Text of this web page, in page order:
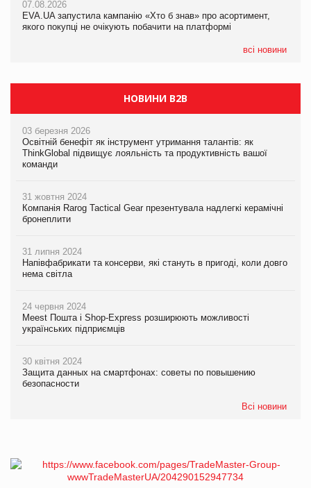
07.08.2026
EVA.UA запустила кампанію «Хто б знав» про асортимент,
якого покупці не очікують побачити на платформі
всі новини
НОВИНИ B2B
03 березня 2026
Освітній бенефіт як інструмент утримання талантів: як
ThinkGlobal підвищує лояльність та продуктивність вашої
команди
31 жовтня 2024
Компанія Rarog Tactical Gear презентувала надлегкі керамічні
бронеплити
31 липня 2024
Напівфабрикати та консерви, які стануть в пригоді, коли довго
нема світла
24 червня 2024
Meest Пошта і Shop-Express розширюють можливості
українських підприємців
30 квітня 2024
Защита данных на смартфонах: советы по повышению
безопасности
Всі новини